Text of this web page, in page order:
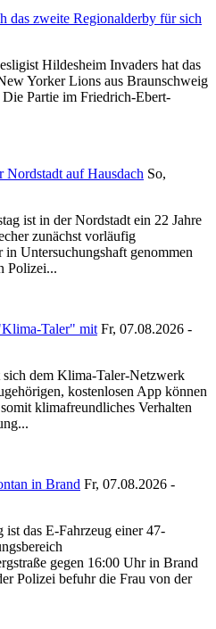
das zweite Regionalderby für sich
Hildesheim Invaders hat das
Yorker Lions aus Braunschweig
Partie im Friedrich-Ebert-
Nordstadt auf Hausdach So,
ist in der Nordstadt ein 22 Jahre
zunächst vorläufig
in Untersuchungshaft genommen
Polizei...
Taler" mit Fr, 07.08.2026 -
dem Klima-Taler-Netzwerk
kostenlosen App können
klimafreundliches Verhalten
in Brand Fr, 07.08.2026 -
ist das E-Fahrzeug einer 47-
gegen 16:00 Uhr in Brand
Polizei befuhr die Frau von der